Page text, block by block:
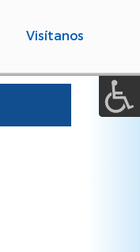
Visítanos